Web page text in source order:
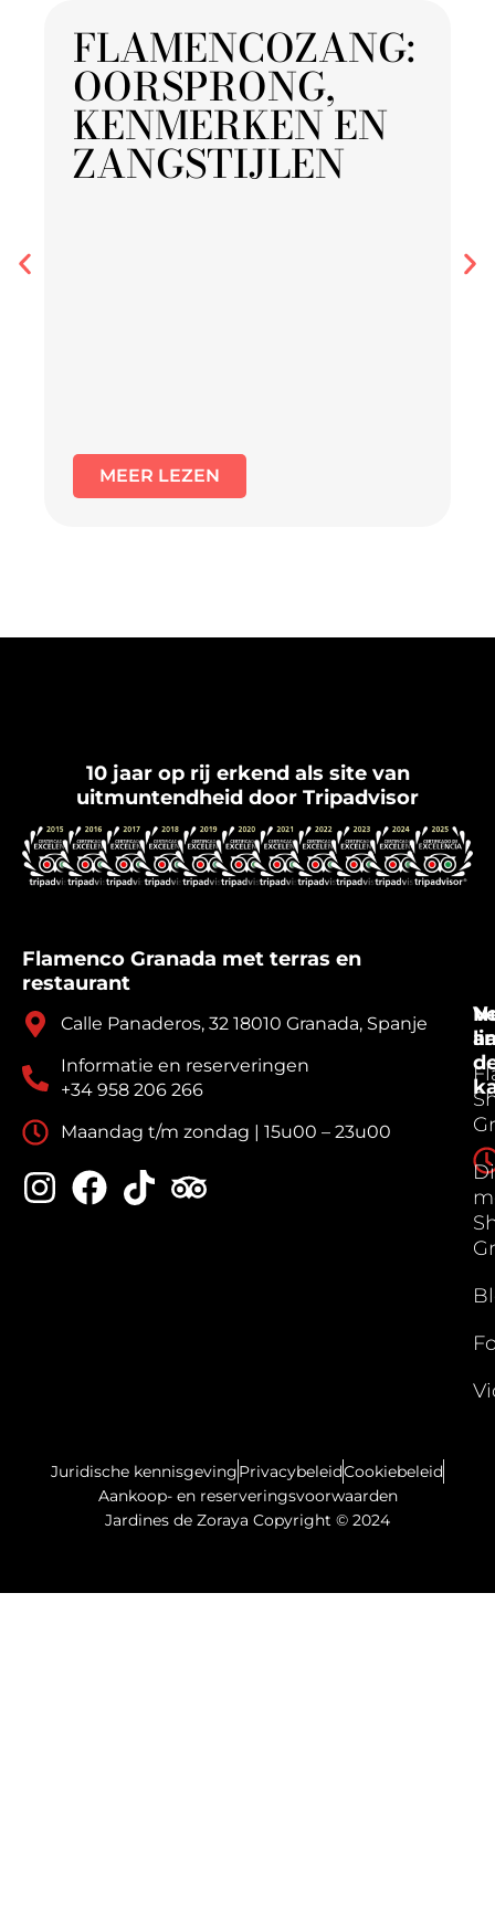
FLAMENCOZANG:
OORSPRONG,
KENMERKEN EN
ZANGSTIJLEN
MEER LEZEN
10 jaar op rij erkend als site van
uitmuntendheid door Tripadvisor
Flamenco Granada met terras en
restaurant
Calle Panaderos, 32 18010 Granada, Spanje
Informatie en reserveringen
+34 958 206 266
Maandag t/m zondag | 15u00 – 23u00
Juridische kennisgevingPrivacybeleidCookiebeleid
Aankoop- en reserveringsvoorwaarden
Jardines de Zoraya Copyright © 2024